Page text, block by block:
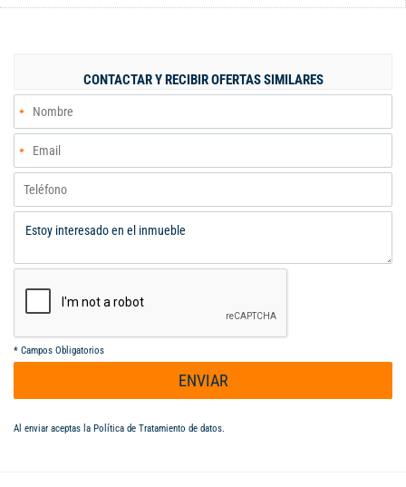
vigilancia privada las 24/7, recepción, zona coworkign, sala de
de la ciudad. Cerca a supermercados, universidades, centros
médicos. Ven y conoce tu nuevo hogar Cod 126366 Código
interno: A126366
CONTACTAR Y RECIBIR OFERTAS SIMILARES
* Campos Obligatorios
ENVIAR
Al enviar aceptas la Política de Tratamiento de datos.